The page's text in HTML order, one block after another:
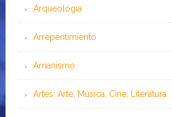
Arqueología
Arrepentimiento
Arrianismo
Artes: Arte, Música, Cine, Literatura